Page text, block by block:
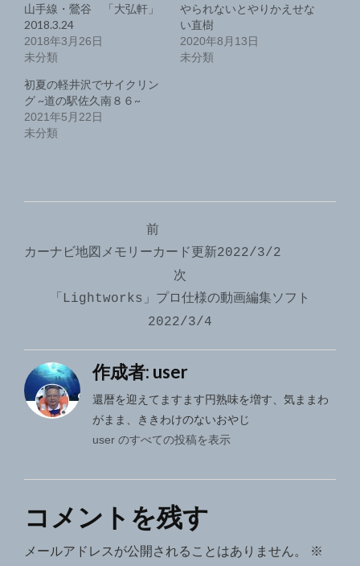
山手線・鶯谷 「大弘軒」
2018.3.24
2018年3月26日
未分類
やられないとやりかえせな
い直樹
2020年8月13日
未分類
初夏の軽井沢でサイクリン
グ ~道の駅佐久南８６~
2021年5月22日
未分類
稿
ー
シ
前
カーナビ地図メモリーカード更新2022/3/2
次
「Lightworks」プロ仕様の動画編集ソフト
2022/3/4
作成者: user
還暦を迎えてますます円熟味を増す、気ままわ
がまま、ききわけのないおやじ
user のすべての投稿を表示
コメントを残す
メールアドレスが公開されることはありません。
※